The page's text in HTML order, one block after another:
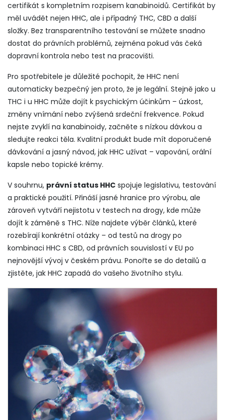
certifikát s kompletním rozpisem kanabinoidů. Certifikát by
měl uvádět nejen HHC, ale i případný THC, CBD a další
složky. Bez transparentního testování se můžete snadno
dostat do právních problémů, zejména pokud vás čeká
dopravní kontrola nebo test na pracovišti.
Pro spotřebitele je důležité pochopit, že HHC není
automaticky bezpečný jen proto, že je legální. Stejně jako u
THC i u HHC může dojít k psychickým účinkům – úzkost,
změny vnímání nebo zvýšená srdeční frekvence. Pokud
nejste zvyklí na kanabinoidy, začněte s nízkou dávkou a
sledujte reakci těla. Kvalitní produkt bude mít doporučené
dávkování a jasný návod, jak HHC užívat – vapování, orální
kapsle nebo topické krémy.
V souhrnu, právní status HHC spojuje legislativu, testování
a praktické použití. Přináší jasné hranice pro výrobu, ale
zároveň vytváří nejistotu v testech na drogy, kde může
dojít k záměně s THC. Níže najdete výběr článků, které
rozebírají konkrétní otázky – od testů na drogy po
kombinaci HHC s CBD, od právních souvislostí v EU po
nejnovější vývoj v českém právu. Ponořte se do detailů a
zjistěte, jak HHC zapadá do vašeho životního stylu.